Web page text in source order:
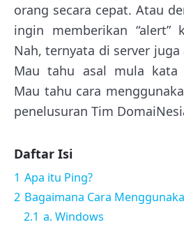
orang secara cepat. Atau
ingin memberikan “alert”
Nah, ternyata di server juga
Mau tahu asal mula kata
Mau tahu cara
penelusuran Tim
Daftar Isi
1 Apa itu Ping?
2 Bagaimana Cara
2.1 a. Windows